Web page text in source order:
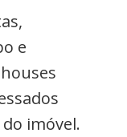
e
imóvel.